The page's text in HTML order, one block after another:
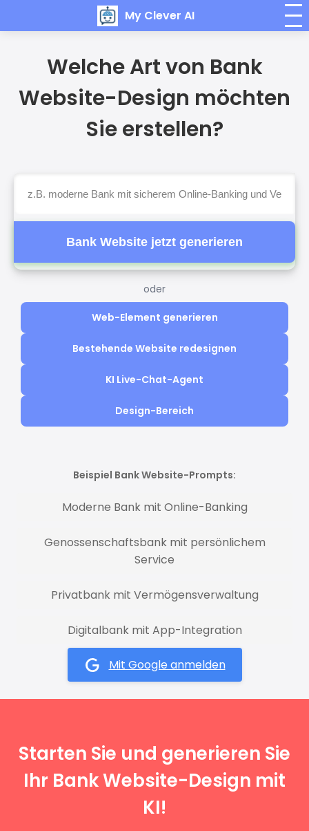
My Clever AI
Welche Art von Bank
Website-Design möchten
Sie erstellen?
Bank Website jetzt generieren
oder
Web-Element generieren
Bestehende Website redesignen
KI Live-Chat-Agent
Design-Bereich
Beispiel Bank Website-Prompts:
Moderne Bank mit Online-Banking
Genossenschaftsbank mit persönlichem
Service
Privatbank mit Vermögensverwaltung
Digitalbank mit App-Integration
Mit Google anmelden
Starten Sie und generieren Sie
Ihr Bank Website-Design mit
KI!